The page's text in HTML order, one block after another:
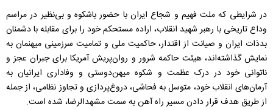
در شرایطی که ملت فهیم و شجاع ایران با حضور باشکوه و بی‌نظیر در مراسم
وداع تاریخی با رهبر شهید انقلاب، اراده مستحکم خود را برای مقابله با دشمنان
بدذات ایران و صیانت از اقتدار، حاکمیت ملی و تمامیت سرزمینی میهنمان به
نمایش گذاشته‌اند، هیئت حاکمه شرور و روان‌پریش آمریکا برای جبران عجز و
ناتوانی خود در درک عظمت و شکوه میهن‌دوستی و وفاداری ایرانیان به
آرمان‌های انقلاب خود، متوسل به فحاشی، دروغ‌پردازی و تجاوز نظامی، از جمله
از طریق هدف قرار دادن مسیر راه آهن به سمت مشهدالرضا، شده است.